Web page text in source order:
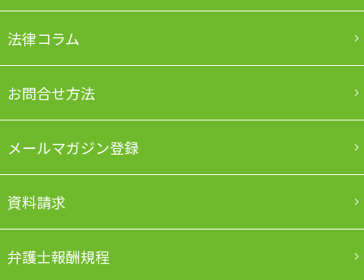
法律コラム
お問合せ方法
メールマガジン登録
資料請求
弁護士報酬規程